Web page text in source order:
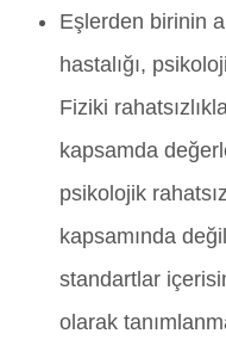
Eşlerden birinin
hastalığı,
Fiziki
kapsamda
psikolojik
kapsamında
standartlar
olarak